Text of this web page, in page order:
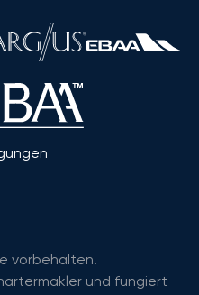
vorbehalten.
und fungiert